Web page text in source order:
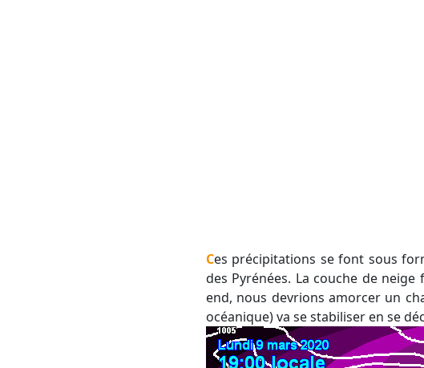
Ces précipitations se font sous forme de neige dès 800 à 1000 m, aussi bien sur le Massif-Central que près
des Pyrénées. La couche de
end, nous devrions amorcer un
océanique) va se stabiliser en se